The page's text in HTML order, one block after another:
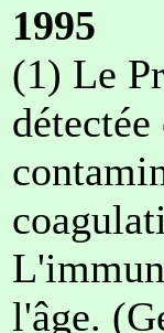
1995
(1) Le
l'âge.